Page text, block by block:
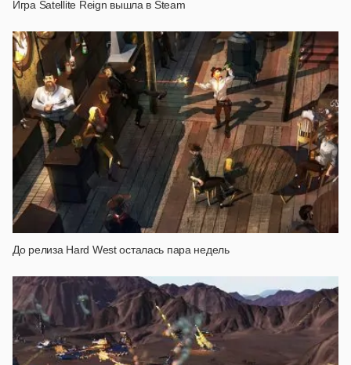
Игра Satellite Reign вышла в Steam
До релиза Hard West осталась пара недель